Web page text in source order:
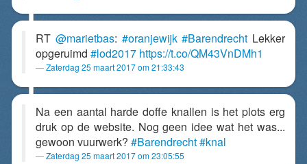
RT @marietbas: #oranjewijk #Barendrecht Lekker
opgeruimd #lod2017 https://t.co/QM43VnDMh1
Zaterdag 25 maart 2017 om 21:33:43
Na een aantal harde doffe knallen is het plots erg
druk op de website. Nog geen idee wat het was...
gewoon vuurwerk? #Barendrecht#knal
Zaterdag 25 maart 2017 om 23:05:55